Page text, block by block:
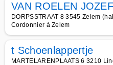
VAN ROELEN JOZEF
DORPSSTRAAT 8 3545 Zelem
Cordonnier à Zelem
t Schoenlappertje
MARTELARENPLAATS 6 3210